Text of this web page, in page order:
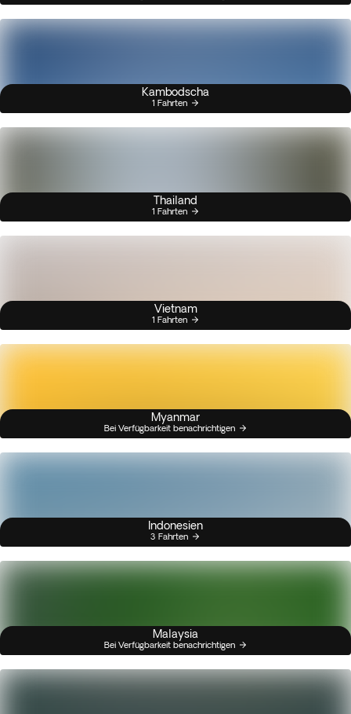
Kambodscha
1 Fahrten
Thailand
1 Fahrten
Vietnam
1 Fahrten
Myanmar
Bei Verfügbarkeit benachrichtigen
Indonesien
3 Fahrten
Malaysia
Bei Verfügbarkeit benachrichtigen